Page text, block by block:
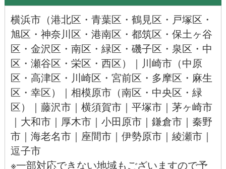
横浜市（港北区 ・ 青葉区 ・ 鶴見区 ・ 戸塚区 ・
旭区 ・神奈川区・ 港南区 ・ 都筑区 ・ 保土ヶ谷
区 ・ 金沢区 ・ 南区 ・ 緑区 ・ 磯子区 ・ 泉区 ・ 中
区 ・ 瀬谷区 ・ 栄区 ・ 西区）｜ 川崎市（中原
区 ・ 高津区 ・川崎区・ 宮前区 ・多摩区・ 麻生
区 ・ 幸区）｜ 相模原市（南区 ・ 中央区 ・ 緑
区）｜ 藤沢市｜ 横須賀市｜ 平塚市｜ 茅ヶ崎市
｜ 大和市｜ 厚木市｜ 小田原市｜ 鎌倉市｜ 秦野
市｜ 海老名市｜ 座間市｜ 伊勢原市｜ 綾瀬市｜
逗子市
※一部対応できない地域もございますので予